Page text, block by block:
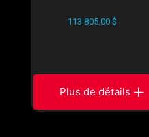
113 805.00 $
Plus de détails